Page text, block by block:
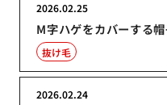
M字ハゲをカバーする
2026.02.25
抜け毛
2026.02.24